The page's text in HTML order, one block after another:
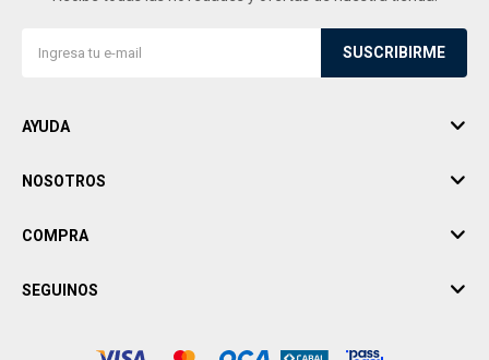
SUSCRIBIRME
AYUDA
NOSOTROS
COMPRA
SEGUINOS